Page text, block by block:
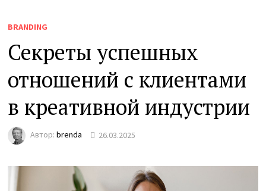
BRANDING
Секреты успешных
отношений с клиентами
в креативной индустрии
Автор:brenda 26.03.2025